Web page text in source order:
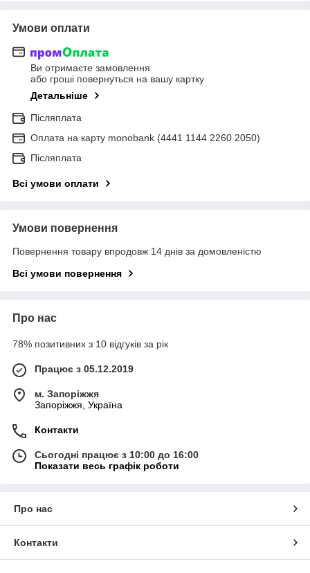
Умови оплати
Ви отримаєте замовлення
або гроші повернуться на вашу картку
Детальніше
Післяплата
Оплата на карту monobank (4441 1144 2260 2050)
Післяплата
Всі умови оплати
Умови повернення
Повернення товару впродовж 14 днів за домовленістю
Всі умови повернення
Про нас
78% позитивних з 10 відгуків за рік
Працює з 05.12.2019
м. Запоріжжя
Запоріжжя, Україна
Контакти
Сьогодні працює з 10:00 до 16:00
Показати весь графік роботи
Про нас
Контакти